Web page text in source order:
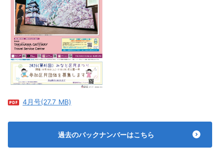
4月号(27.7 MB)
過去のバックナンバーはこちら